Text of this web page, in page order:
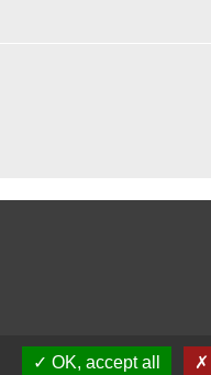
OK, accept all